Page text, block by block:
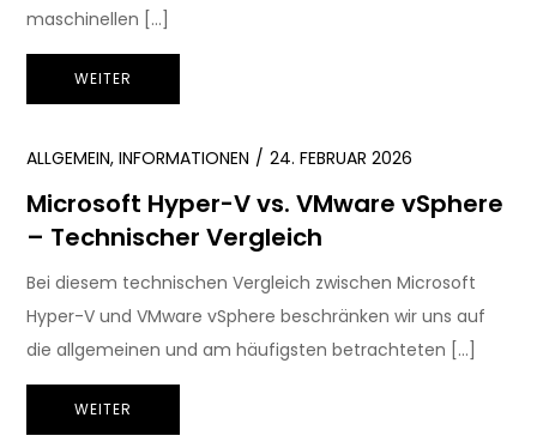
maschinellen […]
WEITER
ALLGEMEIN,INFORMATIONEN 24. FEBRUAR 2026
Microsoft Hyper-V vs. VMware vSphere
– Technischer Vergleich
Bei diesem technischen Vergleich zwischen Microsoft
Hyper-V und VMware vSphere beschränken wir uns auf
die allgemeinen und am häufigsten betrachteten […]
WEITER